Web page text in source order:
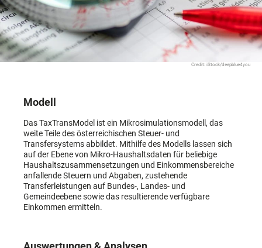
Credit: iStock/deepblue4you
Modell
Das TaxTransModel ist ein Mikrosimulationsmodell, das
weite Teile des österreichischen Steuer- und
Transfersystems abbildet. Mithilfe des Modells lassen sich
auf der Ebene von Mikro-Haushaltsdaten für beliebige
Haushaltszusammensetzungen und Einkommensbereiche
anfallende Steuern und Abgaben, zustehende
Transferleistungen auf Bundes-, Landes- und
Gemeindeebene sowie das resultierende verfügbare
Einkommen ermitteln.